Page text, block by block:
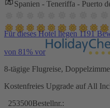
Spanien - Teneriffa - Puerto
Für dieses Hotel liegen 1191
von 81% vor
8-tägige Flugreise,
Kostenfreies Upgrade auf All
253500Bestellnr.: